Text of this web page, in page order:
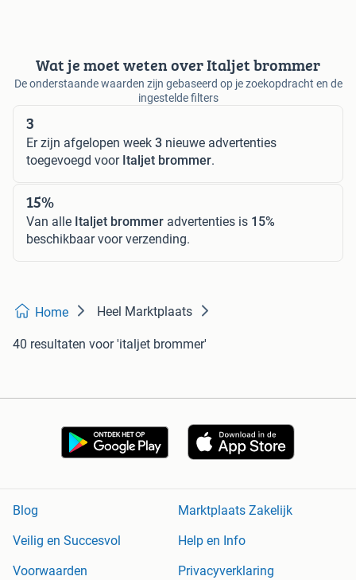
Wat je moet weten over Italjet brommer
De onderstaande waarden zijn gebaseerd op je zoekopdracht en de
ingestelde filters
3
Er zijn afgelopen week 3 nieuwe advertenties
toegevoegd voor Italjet brommer.
15%
Van alle Italjet brommer advertenties is 15%
beschikbaar voor verzending.
Home Heel Marktplaats
40 resultaten voor 'italjet brommer'
Blog
Marktplaats Zakelijk
Veilig en Succesvol
Help en Info
Voorwaarden
Privacyverklaring